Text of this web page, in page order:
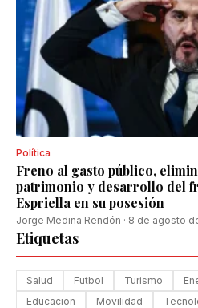
Política
Freno al gasto público,
patrimonio y desarrollo del
Espriella en su posesión
Jorge Medina Rendón · 8 de agosto
Etiquetas
Salud Futbol Turismo
Educacion
Movilidad